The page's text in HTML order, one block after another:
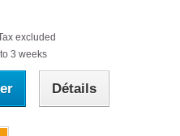
excluded
3 weeks
Détails